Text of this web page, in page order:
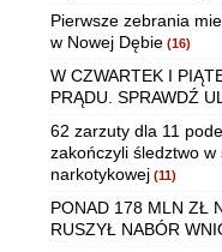
Pierwsze zebrania
w Nowej Dębie (16)
W CZWARTEK I
PRĄDU. SPRAWDŹ
62 zarzuty dla 11
zakończyli śledztwo
narkotykowej (11)
PONAD 178 MLN ZŁ
RUSZYŁ NABÓR